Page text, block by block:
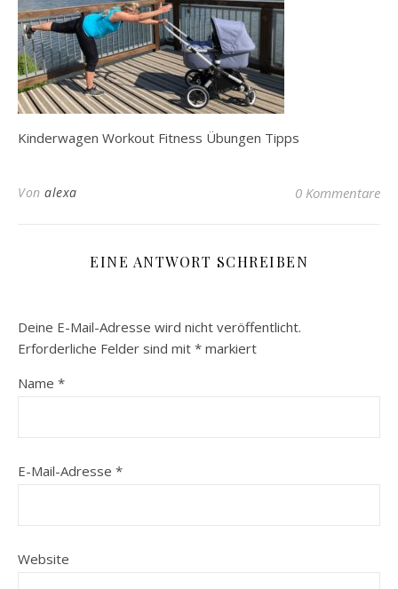
Kinderwagen Workout Fitness Übungen Tipps
Von alexa 0 Kommentare
EINE ANTWORT SCHREIBEN
Deine E-Mail-Adresse wird nicht veröffentlicht.
Erforderliche Felder sind mit * markiert
Name *
E-Mail-Adresse *
Website